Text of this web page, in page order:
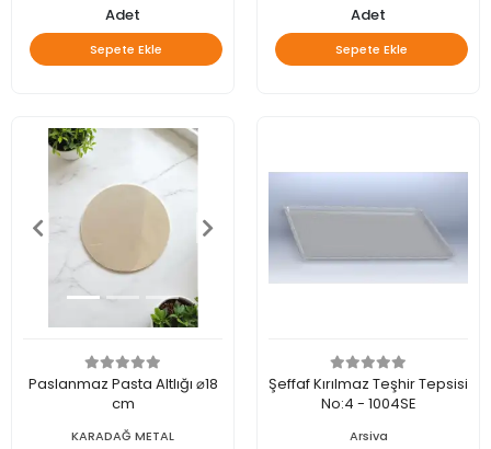
Adet
Sepete Ekle
Adet
Sepete Ekle
Paslanmaz Pasta Altlığı ⌀18
cm
KARADAĞ METAL
Şeffaf Kırılmaz Teşhir Tepsisi
No:4 - 1004SE
Arsiva